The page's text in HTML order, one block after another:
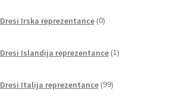
Dresi Irska reprezentance 0izdelkov
Dresi Islandija reprezentance 1izdelek
Dresi Italija reprezentance 99izdelkov